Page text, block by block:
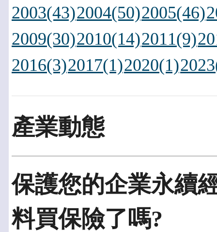
2003(43)2004(50)2005(46)
2009(30)2010(14)2011(9)
2016(3)2017(1)2020(1)
產業動態
保護您的企業永續
料買保險了嗎?